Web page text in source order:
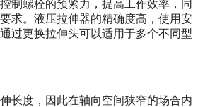
制螺栓的预紧力，提高工作效率，同
求。液压拉伸器的精确度高，使用安
过更换拉伸头可以适用于多个不同型
长度，因此在轴向空间狭窄的场合内